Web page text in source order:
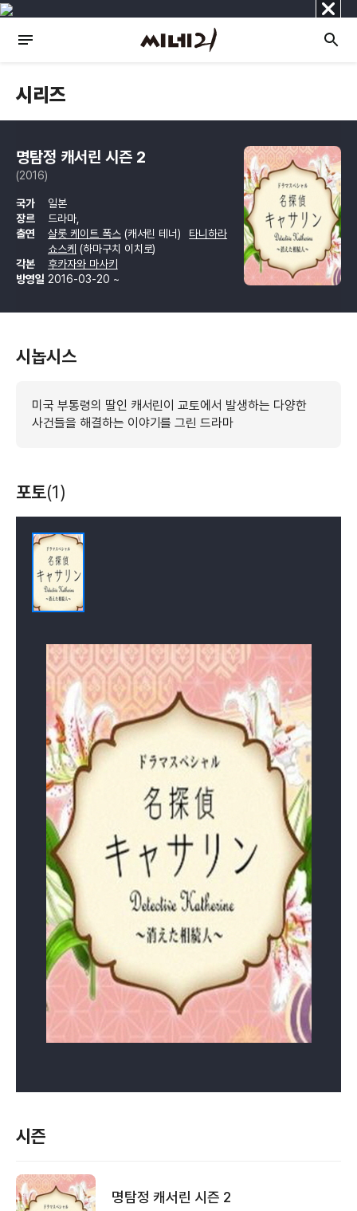
닫
기
시리즈
명탐정 캐서린 시즌 2
(2016)
국가
일본
장르
드라마,
출연
샬롯 케이트 폭스(캐서린 테너)
타니하라
쇼스케 (하마구치 이치로)
각본
후카자와 마사키
방영일 2016-03-20 ~
시놉시스
미국 부통령의 딸인 캐서린이 교토에서 발생하는 다양한
사건들을 해결하는 이야기를 그린 드라마
포토(1)
시즌
명탐정 캐서린 시즌 2